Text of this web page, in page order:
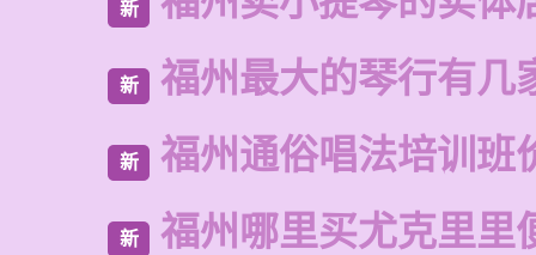
新
新 福州最大的琴行有几
新 福州通俗唱法培训班
新 福州哪里买尤克里里